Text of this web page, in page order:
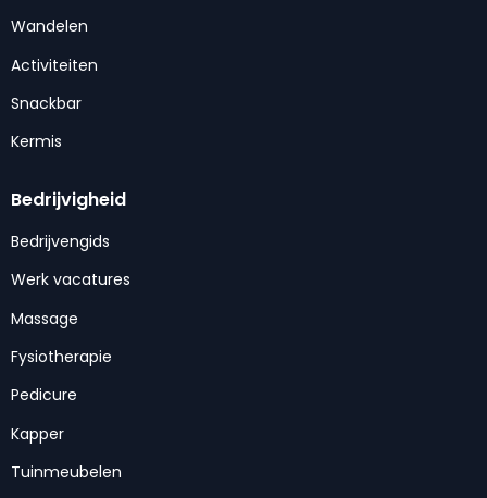
Wandelen
Activiteiten
Snackbar
Kermis
Bedrijvigheid
Bedrijvengids
Werk vacatures
Massage
Fysiotherapie
Pedicure
Kapper
Tuinmeubelen